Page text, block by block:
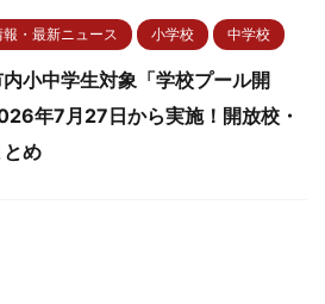
・最新ニュース 小学校 中学校
小中学生対象「学校プール開
年7月27日から実施！開放校・
とめ